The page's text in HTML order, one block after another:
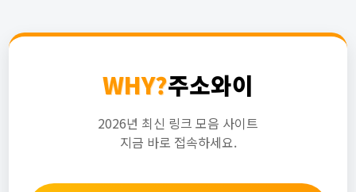
WHY?주소와이
2026년 최신 링크 모음 사이트
지금 바로 접속하세요.